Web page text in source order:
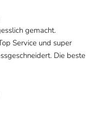
gemacht.
Service und super
Die beste